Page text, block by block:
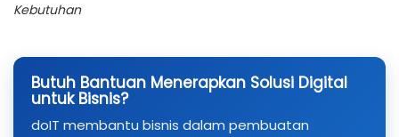
Kebutuhan
Butuh Bantuan Menerapkan Solusi Digital
untuk Bisnis?
doIT membantu bisnis dalam pembuatan